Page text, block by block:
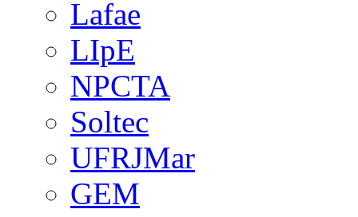
Lafae
LIpE
NPCTA
Soltec
UFRJMar
GEM